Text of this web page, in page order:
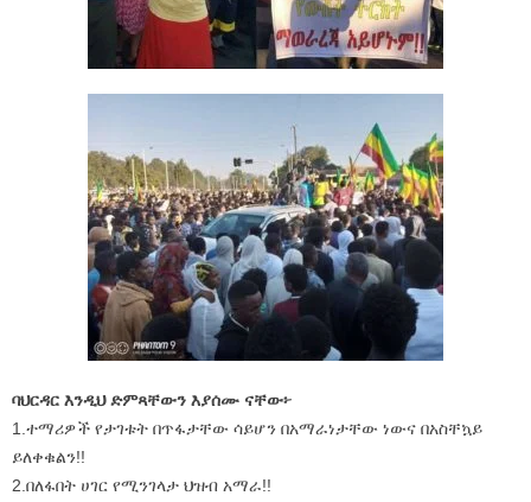
ባህርዳር እንዲህ ድምጻቸውን እያሰሙ ናቸው፦
1.ተማሪዎች የታገቱት በጥፋታቸው ሳይሆን በአማራነታቸው ነውና በአስቸኳይ
ይለቀቁልን!!
2.በለፋበት ሀገር የሚንገላታ ህዝብ አማራ!!